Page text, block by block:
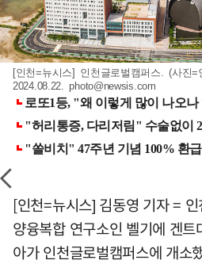
[인천=뉴시스] 인천글로벌캠퍼스. (사진
2024.08.22.photo@newsis.com
[인천=뉴시스] 김동영 기자 =
양융복합 연구소인 벨기에 겐
아가 인천글로벌캠퍼스에 개소